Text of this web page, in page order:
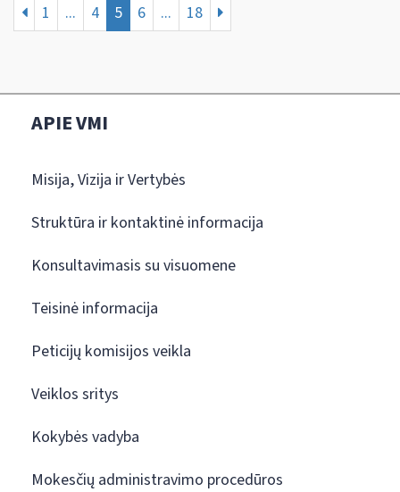
1 ... 4 5 6 ... 18
APIE VMI
Misija, Vizija ir Vertybės
Struktūra ir kontaktinė informacija
Konsultavimasis su visuomene
Teisinė informacija
Peticijų komisijos veikla
Veiklos sritys
Kokybės vadyba
Mokesčių administravimo procedūros